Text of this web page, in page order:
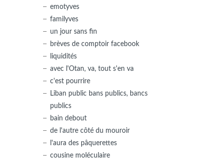
emotyves
familyves
un jour sans fin
brèves de comptoir facebook
liquidités
avec l'Otan, va, tout s'en va
c'est pourrire
Liban public bans publics, bancs
publics
bain debout
de l'autre côté du mouroir
l'aura des pâquerettes
cousine moléculaire